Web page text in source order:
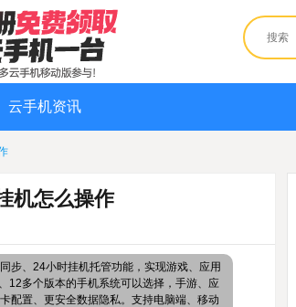
云手机资讯
机怎么操作
步、24小时挂机托管功能，实现游戏、应用
12多个版本的手机系统可以选择，手游、应
配置、更安全数据隐私。支持电脑端、移动